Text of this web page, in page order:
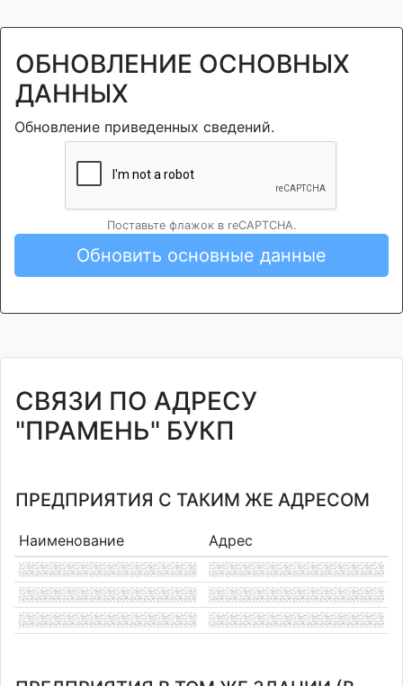
ОБНОВЛЕНИЕ ОСНОВНЫХ
ДАННЫХ
Обновление приведенных сведений.
Поставьте флажок в reCAPTCHA.
Обновить основные данные
СВЯЗИ ПО АДРЕСУ
"ПРАМЕНЬ" БУКП
ПРЕДПРИЯТИЯ С ТАКИМ ЖЕ АДРЕСОМ
Наименование Адрес